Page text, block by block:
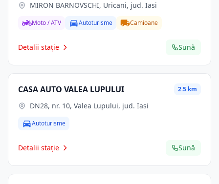
MIRON BARNOVSCHI, Uricani, jud. Iasi
Moto / ATV Autoturisme Camioane
Detalii stație Sună
CASA AUTO VALEA LUPULUI 2.5 km
DN28, nr. 10, Valea Lupului, jud. Iasi
Autoturisme
Detalii stație Sună